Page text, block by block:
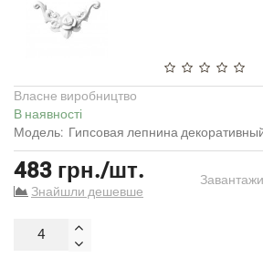
Власне виробництво
В наявності
Модель: Гипсовая лепнина
483 грн./шт.
Знайшли дешевше